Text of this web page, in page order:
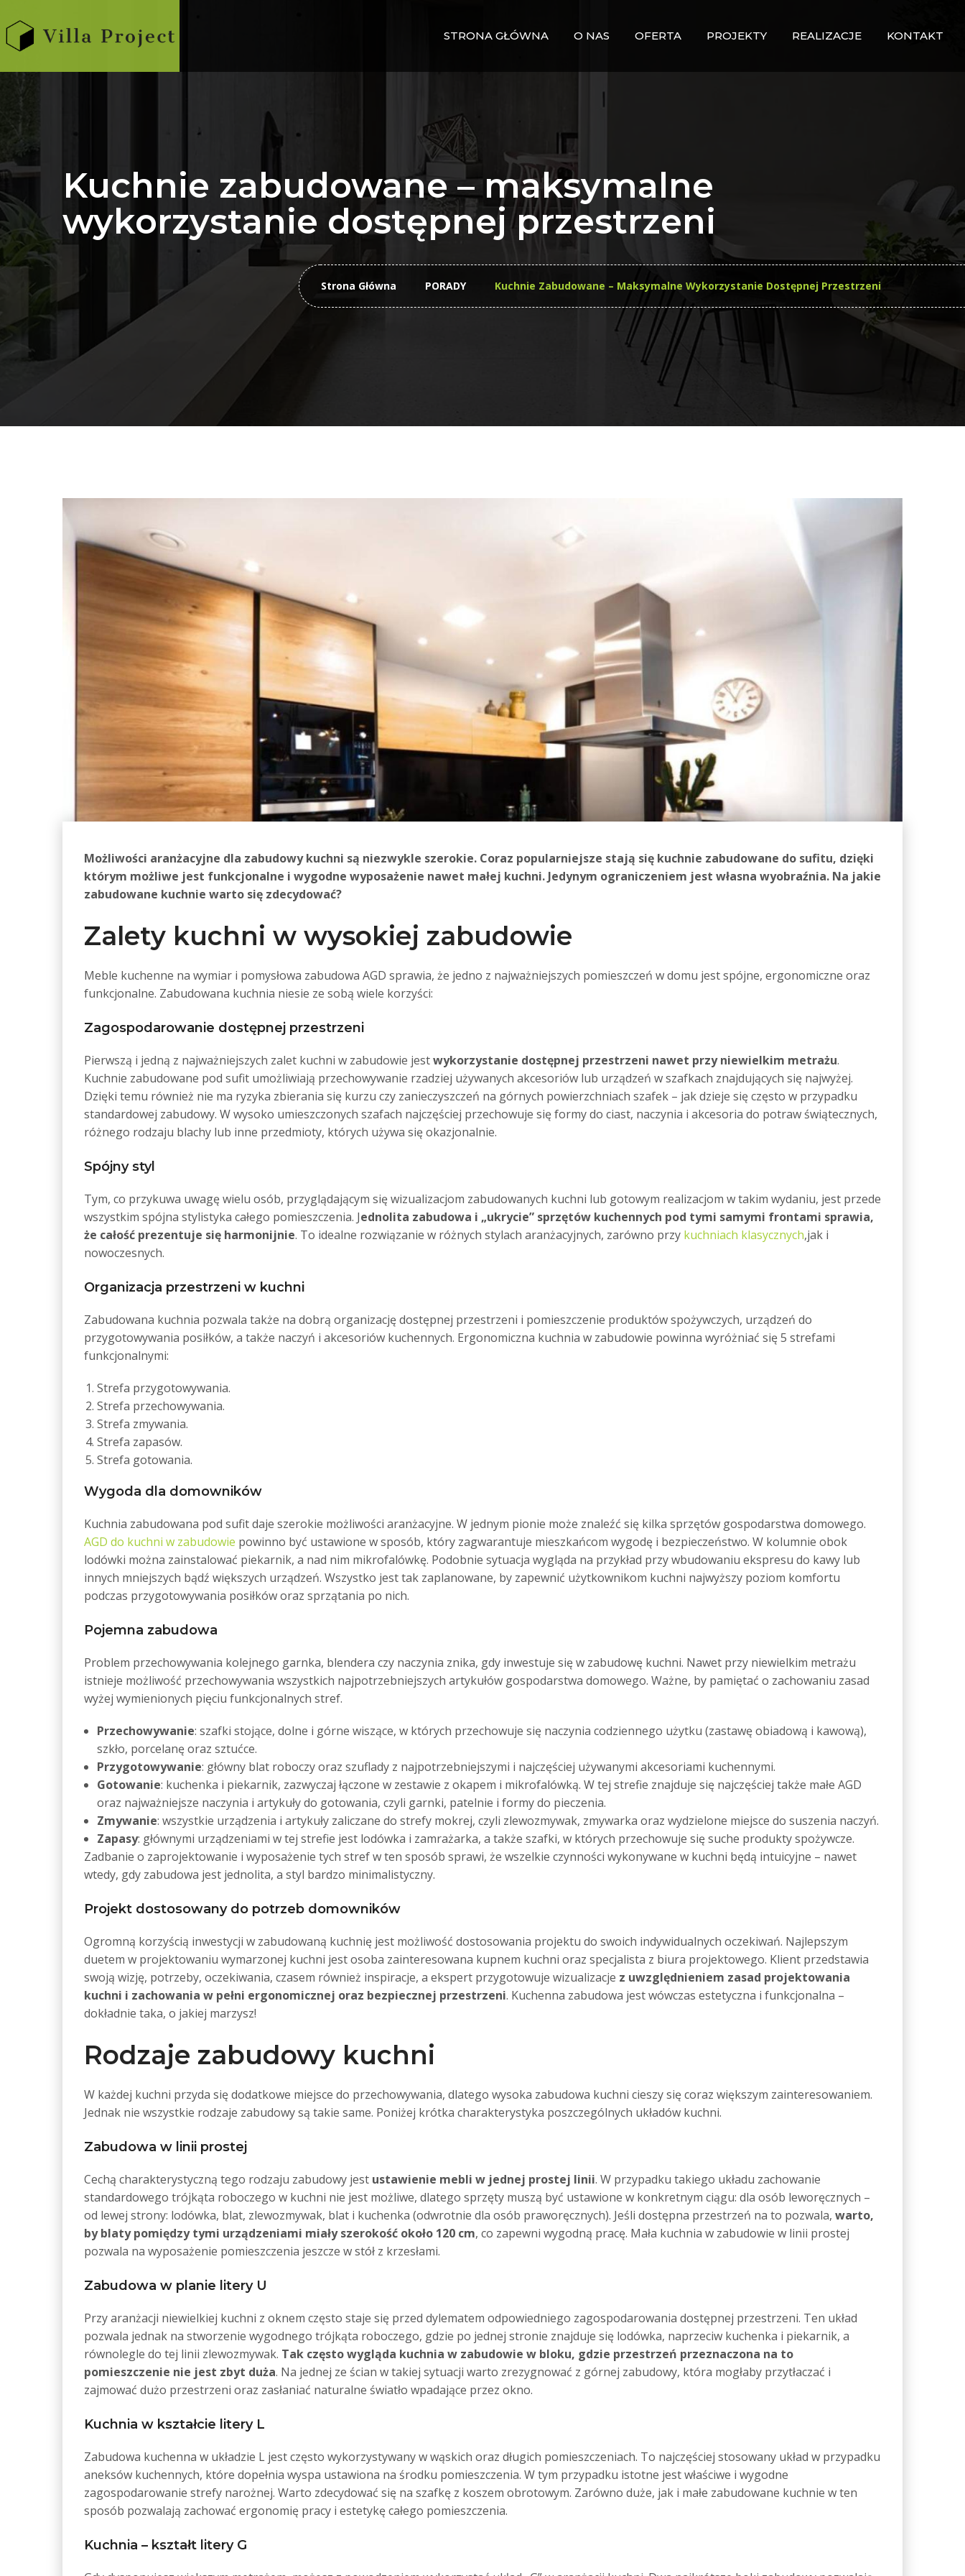
STRONA GŁÓWNA O NAS OFERTA PROJEKTY REALIZACJE KONTAKT
Kuchnie zabudowane – maksymalne
wykorzystanie dostępnej przestrzeni
Strona Główna PORADY Kuchnie Zabudowane – Maksymalne Wykorzystanie Dostępnej Przestrzeni
Możliwości aranżacyjne dla zabudowy kuchni są niezwykle szerokie. Coraz popularniejsze stają się kuchnie zabudowane do sufitu, dzięki
którym możliwe jest funkcjonalne i wygodne wyposażenie nawet małej kuchni. Jedynym ograniczeniem jest własna wyobraźnia. Na jakie
zabudowane kuchnie warto się zdecydować?
Zalety kuchni w wysokiej zabudowie
Meble kuchenne na wymiar i pomysłowa zabudowa AGD sprawia, że jedno z najważniejszych pomieszczeń w domu jest spójne, ergonomiczne oraz
funkcjonalne. Zabudowana kuchnia niesie ze sobą wiele korzyści:
Zagospodarowanie dostępnej przestrzeni
Pierwszą i jedną z najważniejszych zalet kuchni w zabudowie jestwykorzystanie dostępnej przestrzeni nawet przy niewielkim metrażu.
Kuchnie zabudowane pod sufit umożliwiają przechowywanie rzadziej używanych akcesoriów lub urządzeń w szafkach znajdujących się najwyżej.
Dzięki temu również nie ma ryzyka zbierania się kurzu czy zanieczyszczeń na górnych powierzchniach szafek – jak dzieje się często w przypadku
standardowej zabudowy. W wysoko umieszczonych szafach najczęściej przechowuje się formy do ciast, naczynia i akcesoria do potraw świątecznych,
różnego rodzaju blachy lub inne przedmioty, których używa się okazjonalnie.
Spójny styl
Tym, co przykuwa uwagę wielu osób, przyglądającym się wizualizacjom zabudowanych kuchni lub gotowym realizacjom w takim wydaniu, jest przede
wszystkim spójna stylistyka całego pomieszczenia. Jednolita zabudowa i „ukrycie” sprzętów kuchennych pod tymi samymi frontami sprawia,
że całość prezentuje się harmonijnie. To idealne rozwiązanie w różnych stylach aranżacyjnych, zarówno przy kuchniach klasycznych,jak i
nowoczesnych.
Organizacja przestrzeni w kuchni
Zabudowana kuchnia pozwala także na dobrą organizację dostępnej przestrzeni i pomieszczenie produktów spożywczych, urządzeń do
przygotowywania posiłków, a także naczyń i akcesoriów kuchennych. Ergonomiczna kuchnia w zabudowie powinna wyróżniać się 5 strefami
funkcjonalnymi:
Strefa przygotowywania.
Strefa przechowywania.
Strefa zmywania.
Strefa zapasów.
Strefa gotowania.
Wygoda dla domowników
Kuchnia zabudowana pod sufit daje szerokie możliwości aranżacyjne. W jednym pionie może znaleźć się kilka sprzętów gospodarstwa domowego.
AGD do kuchni w zabudowie powinno być ustawione w sposób, który zagwarantuje mieszkańcom wygodę i bezpieczeństwo. W kolumnie obok
lodówki można zainstalować piekarnik, a nad nim mikrofalówkę. Podobnie sytuacja wygląda na przykład przy wbudowaniu ekspresu do kawy lub
innych mniejszych bądź większych urządzeń. Wszystko jest tak zaplanowane, by zapewnić użytkownikom kuchni najwyższy poziom komfortu
podczas przygotowywania posiłków oraz sprzątania po nich.
Pojemna zabudowa
Problem przechowywania kolejnego garnka, blendera czy naczynia znika, gdy inwestuje się w zabudowę kuchni. Nawet przy niewielkim metrażu
istnieje możliwość przechowywania wszystkich najpotrzebniejszych artykułów gospodarstwa domowego. Ważne, by pamiętać o zachowaniu zasad
wyżej wymienionych pięciu funkcjonalnych stref.
Przechowywanie: szafki stojące, dolne i górne wiszące, w których przechowuje się naczynia codziennego użytku (zastawę obiadową i kawową),
szkło, porcelanę oraz sztućce.
Przygotowywanie: główny blat roboczy oraz szuflady z najpotrzebniejszymi i najczęściej używanymi akcesoriami kuchennymi.
Gotowanie: kuchenka i piekarnik, zazwyczaj łączone w zestawie z okapem i mikrofalówką. W tej strefie znajduje się najczęściej także małe AGD
oraz najważniejsze naczynia i artykuły do gotowania, czyli garnki, patelnie i formy do pieczenia.
Zmywanie: wszystkie urządzenia i artykuły zaliczane do strefy mokrej, czyli zlewozmywak, zmywarka oraz wydzielone miejsce do suszenia naczyń.
Zapasy: głównymi urządzeniami w tej strefie jest lodówka i zamrażarka, a także szafki, w których przechowuje się suche produkty spożywcze.
Zadbanie o zaprojektowanie i wyposażenie tych stref w ten sposób sprawi, że wszelkie czynności wykonywane w kuchni będą intuicyjne – nawet
wtedy, gdy zabudowa jest jednolita, a styl bardzo minimalistyczny.
Projekt dostosowany do potrzeb domowników
Ogromną korzyścią inwestycji w zabudowaną kuchnię jest możliwość dostosowania projektu do swoich indywidualnych oczekiwań. Najlepszym
duetem w projektowaniu wymarzonej kuchni jest osoba zainteresowana kupnem kuchni oraz specjalista z biura projektowego. Klient przedstawia
swoją wizję, potrzeby, oczekiwania, czasem również inspiracje, a ekspert przygotowuje wizualizacje z uwzględnieniem zasad projektowania
kuchni i zachowania w pełni ergonomicznej oraz bezpiecznej przestrzeni. Kuchenna zabudowa jest wówczas estetyczna i funkcjonalna –
dokładnie taka, o jakiej marzysz!
Rodzaje zabudowy kuchni
W każdej kuchni przyda się dodatkowe miejsce do przechowywania, dlatego wysoka zabudowa kuchni cieszy się coraz większym zainteresowaniem.
Jednak nie wszystkie rodzaje zabudowy są takie same. Poniżej krótka charakterystyka poszczególnych układów kuchni.
Zabudowa w linii prostej
Cechą charakterystyczną tego rodzaju zabudowy jest ustawienie mebli w jednej prostej linii. W przypadku takiego układu zachowanie
standardowego trójkąta roboczego w kuchni nie jest możliwe, dlatego sprzęty muszą być ustawione w konkretnym ciągu: dla osób leworęcznych –
od lewej strony: lodówka, blat, zlewozmywak, blat i kuchenka (odwrotnie dla osób praworęcznych). Jeśli dostępna przestrzeń na to pozwala, warto,
by blaty pomiędzy tymi urządzeniami miały szerokość około 120 cm, co zapewni wygodną pracę. Mała kuchnia w zabudowie w linii prostej
pozwala na wyposażenie pomieszczenia jeszcze w stół z krzesłami.
Zabudowa w planie litery U
Przy aranżacji niewielkiej kuchni z oknem często staje się przed dylematem odpowiedniego zagospodarowania dostępnej przestrzeni. Ten układ
pozwala jednak na stworzenie wygodnego trójkąta roboczego, gdzie po jednej stronie znajduje się lodówka, naprzeciw kuchenka i piekarnik, a
równolegle do tej linii zlewozmywak. Tak często wygląda kuchnia w zabudowie w bloku, gdzie przestrzeń przeznaczona na to
pomieszczenie nie jest zbyt duża. Na jednej ze ścian w takiej sytuacji warto zrezygnować z górnej zabudowy, która mogłaby przytłaczać i
zajmować dużo przestrzeni oraz zasłaniać naturalne światło wpadające przez okno.
Kuchnia w kształcie litery L
Zabudowa kuchenna w układzie L jest często wykorzystywany w wąskich oraz długich pomieszczeniach. To najczęściej stosowany układ w przypadku
aneksów kuchennych, które dopełnia wyspa ustawiona na środku pomieszczenia. W tym przypadku istotne jest właściwe i wygodne
zagospodarowanie strefy narożnej. Warto zdecydować się na szafkę z koszem obrotowym. Zarówno duże, jak i małe zabudowane kuchnie w ten
sposób pozwalają zachować ergonomię pracy i estetykę całego pomieszczenia.
Kuchnia – kształt litery G